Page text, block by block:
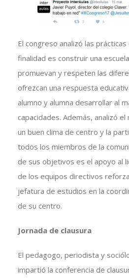
El congreso analizó las
finalidad es construir una
promuevan y respeten las
ofrezcan una respuesta
alumno y alumna desarrollar al
capacidades. Además, analizó
un buen clima de centro y la
todos los miembros de la
de sus objetivos es el apoyo al
de los equipos directivos
jefatura de estudios en la
de su centro.
Jornada de clausura
El pedagogo, periodista y
impartió la conferencia de